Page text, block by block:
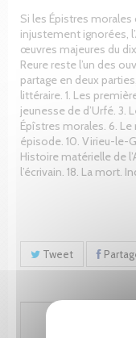
Si les Épistres
injustement ignorées,
œuvres majeures du
Reure reste l’un des
partage en deux
littéraire. 1. Les
jeunesse de d’Urfé. 3.
Épîstres morales. 6. Le
épisode. 10. Virieu-le-
Histoire matérielle de
l’écrivain. 18. La mort.
Tweet